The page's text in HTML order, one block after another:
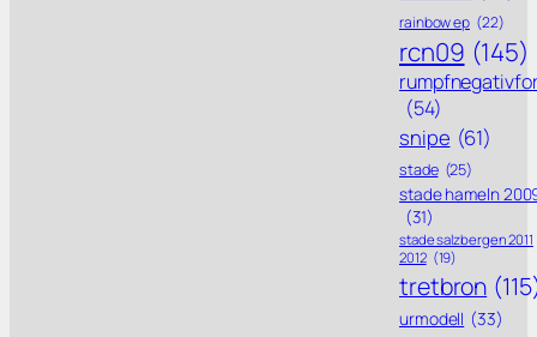
rainbow ep (22)
rcn09 (145)
(54)
snipe (61)
stade (25)
stade hameln
(31)
stade salzbergen 2011
2012 (19)
tretbron
urmodell (33)